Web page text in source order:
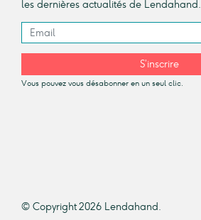
les dernières actualités de Lendahand.
S’inscrire
Vous pouvez vous désabonner en un seul clic.
© Copyright 2026 Lendahand.